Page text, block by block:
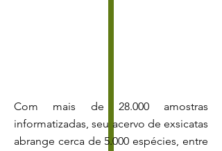
Com mais de 28.000 amostras
informatizadas, seu acervo de exsicatas
abrange cerca de 5.000 espécies, entre